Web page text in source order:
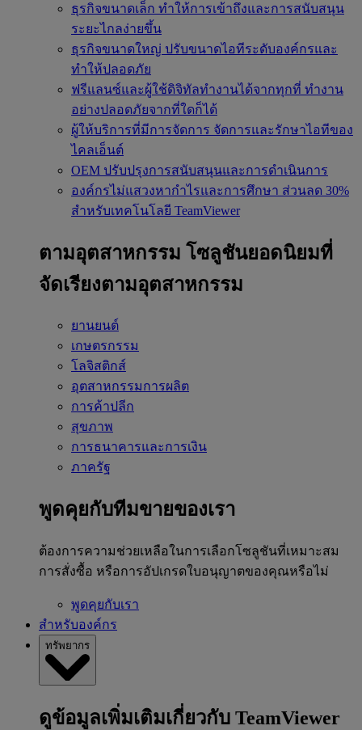
ธุรกิจขนาดเล็ก ทำให้การเข้าถึงและการสนับสนุน
ระยะไกลง่ายขึ้น
ธุรกิจขนาดใหญ่ ปรับขนาดไอทีระดับองค์กรและ
ทำให้ปลอดภัย
ฟรีแลนซ์และผู้ใช้ดิจิทัลทำงานได้จากทุกที่ ทำงาน
อย่างปลอดภัยจากที่ใดก็ได้
ผู้ให้บริการที่มีการจัดการ จัดการและรักษาไอทีของ
ไคลเอ็นต์
OEM ปรับปรุงการสนับสนุนและการดำเนินการ
องค์กรไม่แสวงหากำไรและการศึกษา ส่วนลด 30%
สำหรับเทคโนโลยี TeamViewer
ตามอุตสาหกรรม โซลูชันยอดนิยมที่
จัดเรียงตามอุตสาหกรรม
ยานยนต์
เกษตรกรรม
โลจิสติกส์
อุตสาหกรรมการผลิต
การค้าปลีก
สุขภาพ
การธนาคารและการเงิน
ภาครัฐ
พูดคุยกับทีมขายของเรา
ต้องการความช่วยเหลือในการเลือกโซลูชันที่เหมาะสม
การสั่งซื้อ หรือการอัปเกรดใบอนุญาตของคุณหรือไม่
พูดคุยกับเรา
สำหรับองค์กร
ทรัพยากร
ดูข้อมูลเพิ่มเติมเกี่ยวกับ TeamViewer